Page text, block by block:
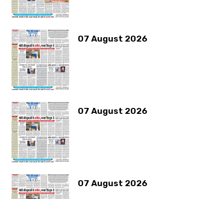
07 August 2026
07 August 2026
07 August 2026